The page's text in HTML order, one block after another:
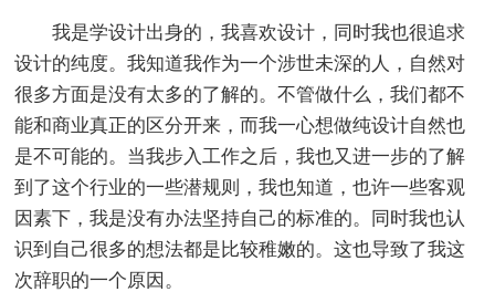
我是学设计出身的，我喜欢设计，同时我也很追求
设计的纯度。我知道我作为一个涉世未深的人，自然对
很多方面是没有太多的了解的。不管做什么，我们都不
能和商业真正的区分开来，而我一心想做纯设计自然也
是不可能的。当我步入工作之后，我也又进一步的了解
到了这个行业的一些潜规则，我也知道，也许一些客观
因素下，我是没有办法坚持自己的标准的。同时我也认
识到自己很多的想法都是比较稚嫩的。这也导致了我这
次辞职的一个原因。